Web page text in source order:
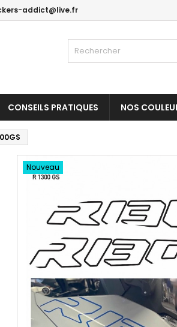
addict@live.fr
CONSEILS PRATIQUES NOS
Nouveau